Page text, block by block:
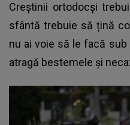
Creștinii ortodocși
sfântă trebuie să țină
nu ai voie să le facă
atragă bestemele și